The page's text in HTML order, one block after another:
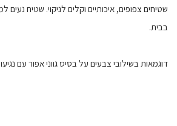
שטיחים צפופים, איכותיים וקלים לניקוי. שטיח
בבית.
דוגמאות בשילובי צבעים על בסיס גווני אפור עם